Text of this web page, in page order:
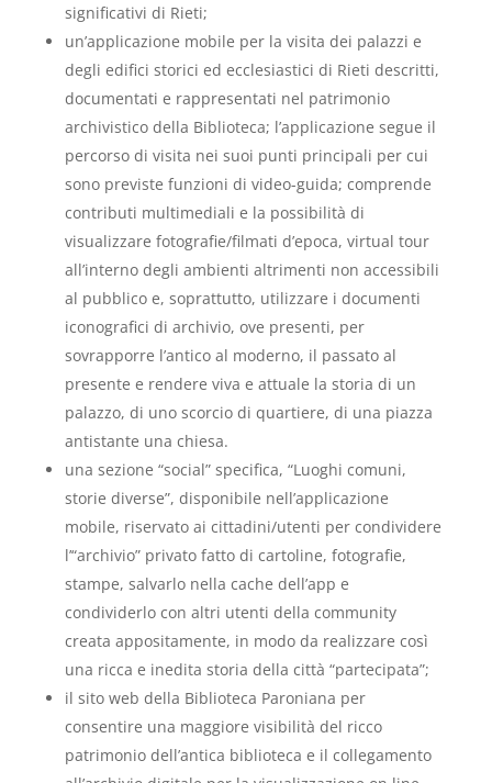
significativi di Rieti;
un’applicazione mobile per la visita dei palazzi e
degli edifici storici ed ecclesiastici di Rieti descritti,
documentati e rappresentati nel patrimonio
archivistico della Biblioteca; l’applicazione segue il
percorso di visita nei suoi punti principali per cui
sono previste funzioni di video-guida; comprende
contributi multimediali e la possibilità di
visualizzare fotografie/filmati d’epoca, virtual tour
all’interno degli ambienti altrimenti non accessibili
al pubblico e, soprattutto, utilizzare i documenti
iconografici di archivio, ove presenti, per
sovrapporre l’antico al moderno, il passato al
presente e rendere viva e attuale la storia di un
palazzo, di uno scorcio di quartiere, di una piazza
antistante una chiesa.
una sezione “social” specifica, “Luoghi comuni,
storie diverse”, disponibile nell’applicazione
mobile, riservato ai cittadini/utenti per condividere
l’“archivio” privato fatto di cartoline, fotografie,
stampe, salvarlo nella cache dell’app e
condividerlo con altri utenti della community
creata appositamente, in modo da realizzare così
una ricca e inedita storia della città “partecipata”;
il sito web della Biblioteca Paroniana per
consentire una maggiore visibilità del ricco
patrimonio dell’antica biblioteca e il collegamento